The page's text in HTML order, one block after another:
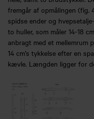
fremgår af opmålingen (fig.
spidse ender og
to huller, som måler 14-18
anbragt med et mellemrum
14 cm’s tykkelse efter en
kævle. Længden ligger for